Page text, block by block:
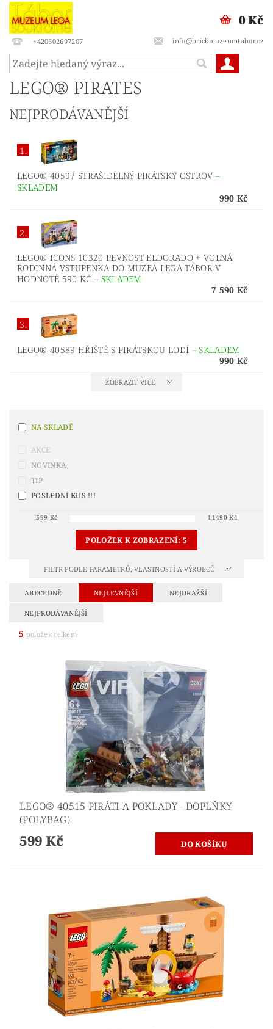
+420602697207 info@brickmuzeumtabor.cz
0 Kč
LEGO® PIRATES
NEJPRODÁVANĚJŠÍ
1.
LEGO® 40597 STRAŠIDELNÝ PIRÁTSKÝ OSTROV –
SKLADEM
990 Kč
2.
LEGO® ICONS 10320 PEVNOST ELDORADO + VOLNÁ
RODINNÁ VSTUPENKA DO MUZEA LEGA TÁBOR V
HODNOTĚ 590 KČ – SKLADEM
7 590 Kč
3.
LEGO® 40589 HŘIŠTĚ S PIRÁTSKOU LODÍ – SKLADEM
990 Kč
ZOBRAZIT VÍCE
NA SKLADĚ
AKCE
NOVINKA
TIP
POSLEDNÍ KUS !!!
599 Kč 11490 Kč
POLOŽEK K ZOBRAZENÍ:5
FILTR PODLE PARAMETRŮ, VLASTNOSTÍ A VÝROBCŮ
ABECEDNĚ NEJLEVNĚJŠÍ NEJDRAŽŠÍ
NEJPRODÁVANĚJŠÍ
5 položek celkem
LEGO® 40515 PIRÁTI A POKLADY - DOPLŇKY
(POLYBAG)
599 Kč